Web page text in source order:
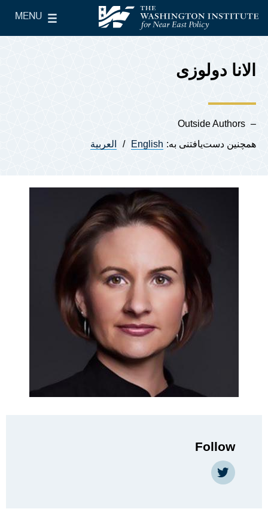
The Washington Institute for Near East Policy
MENU
Main Menu
الانا دو‌لوزی
Outside Authors
همچنین دست‌یافتنی به: English العربية
Follow